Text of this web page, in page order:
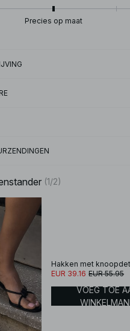
Precies op maat
(1/2)
Hakken met
EUR 39.16 EUR 55.95
VOEG TOE